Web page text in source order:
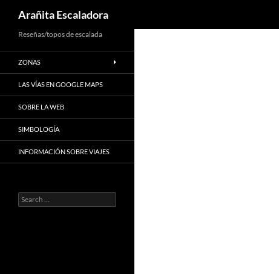
to
content
Arañita Escaladora
Reseñas/topos de escalada
ZONAS
LAS VÍAS EN GOOGLE MAPS
SOBRE LA WEB
SIMBOLOGÍA
INFORMACIÓN SOBRE VIAJES
Search
for: